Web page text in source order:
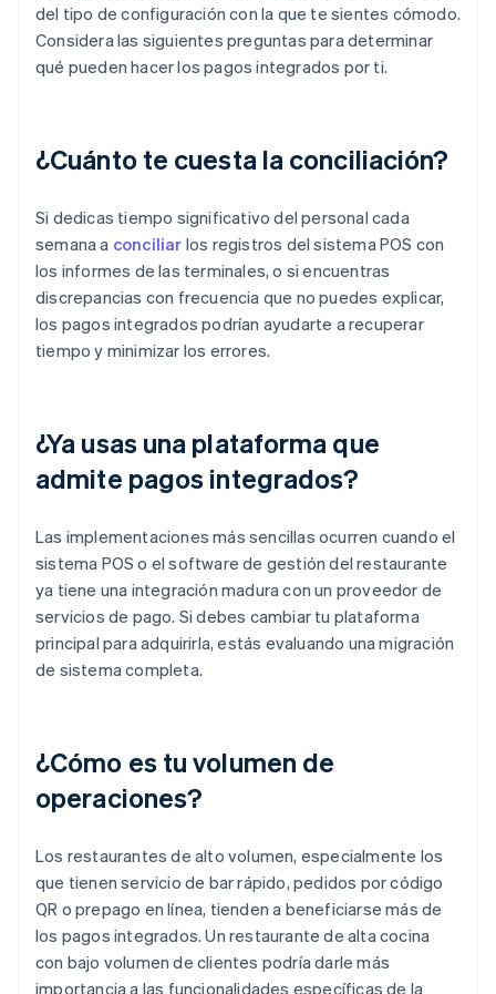
del tipo de configuración con la que te sientes cómodo.
Considera las siguientes preguntas para determinar
qué pueden hacer los pagos integrados por ti.
¿Cuánto te cuesta la conciliación?
Si dedicas tiempo significativo del personal cada
semana a conciliar los registros del sistema POS con
los informes de las terminales, o si encuentras
discrepancias con frecuencia que no puedes explicar,
los pagos integrados podrían ayudarte a recuperar
tiempo y minimizar los errores.
¿Ya usas una plataforma que
admite pagos integrados?
Las implementaciones más sencillas ocurren cuando el
sistema POS o el software de gestión del restaurante
ya tiene una integración madura con un proveedor de
servicios de pago. Si debes cambiar tu plataforma
principal para adquirirla, estás evaluando una migración
de sistema completa.
¿Cómo es tu volumen de
operaciones?
Los restaurantes de alto volumen, especialmente los
que tienen servicio de bar rápido, pedidos por código
QR o prepago en línea, tienden a beneficiarse más de
los pagos integrados. Un restaurante de alta cocina
con bajo volumen de clientes podría darle más
importancia a las funcionalidades específicas de la